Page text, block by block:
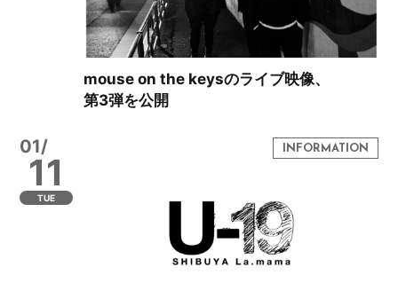
mouse on the keysのライブ映像、
第3弾を公開
01/
11
TUE